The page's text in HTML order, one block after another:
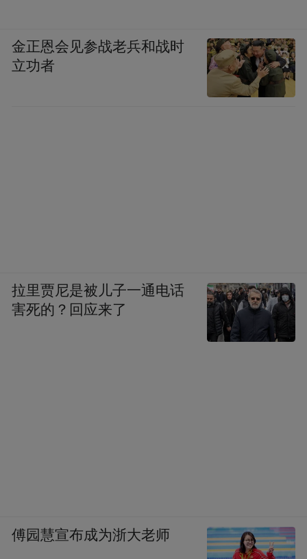
金正恩会见参战老兵和战时
立功者
拉里贾尼是被儿子一通电话
害死的？回应来了
傅园慧宣布成为浙大老师